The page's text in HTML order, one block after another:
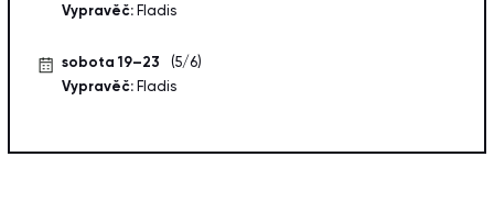
Vypravěč:Fladis
sobota 19–23
(5/6)
Vypravěč:Fladis